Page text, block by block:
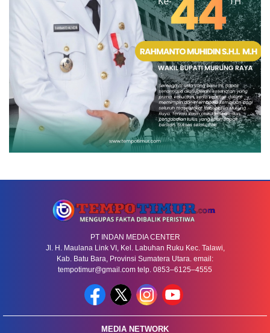
PT INDAN MEDIA CENTER
Jl. H. Maulana Link VI, Kel. Labuhan Ruku Kec. Talawi,
Kab. Batu Bara, Provinsi Sumatera Utara. email:
tempotimur@gmail.com telp. 0853–6125–4555
MEDIA NETWORK